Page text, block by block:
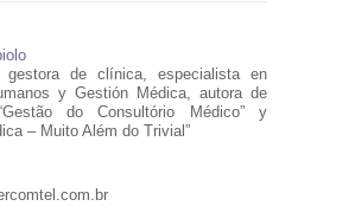
gestora de clínica, especialista en
y Gestión Médica, autora de
do Consultório Médico” y
– Muito Além do Trivial”